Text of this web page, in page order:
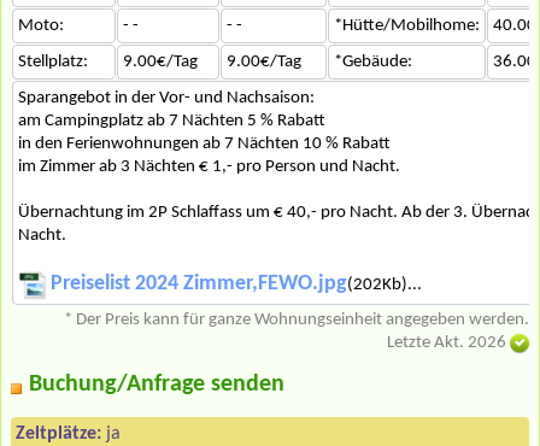
Moto: - - - - *Hütte/Mobilhome:
Stellplatz:
9.00€/Tag 9.00€/Tag *Gebäude:
Sparangebot in der Vor- und Nachsaison:
am Campingplatz ab 7 Nächten 5 % Rabatt
in den Ferienwohnungen ab 7 Nächten 10 % Rabatt
im Zimmer ab 3 Nächten € 1,- pro Person und Nacht.
Übernachtung im 2P Schlaffass um € 40,- pro Nacht. Ab der 3.
Nacht.
Preiselist 2024 Zimmer,FEWO.jpg(202Kb)...
* Der Preis kann für ganze Wohnungseinheit angegeben werden.
Letzte Akt. 2026
Buchung/Anfrage senden
Zeltplätze: ja